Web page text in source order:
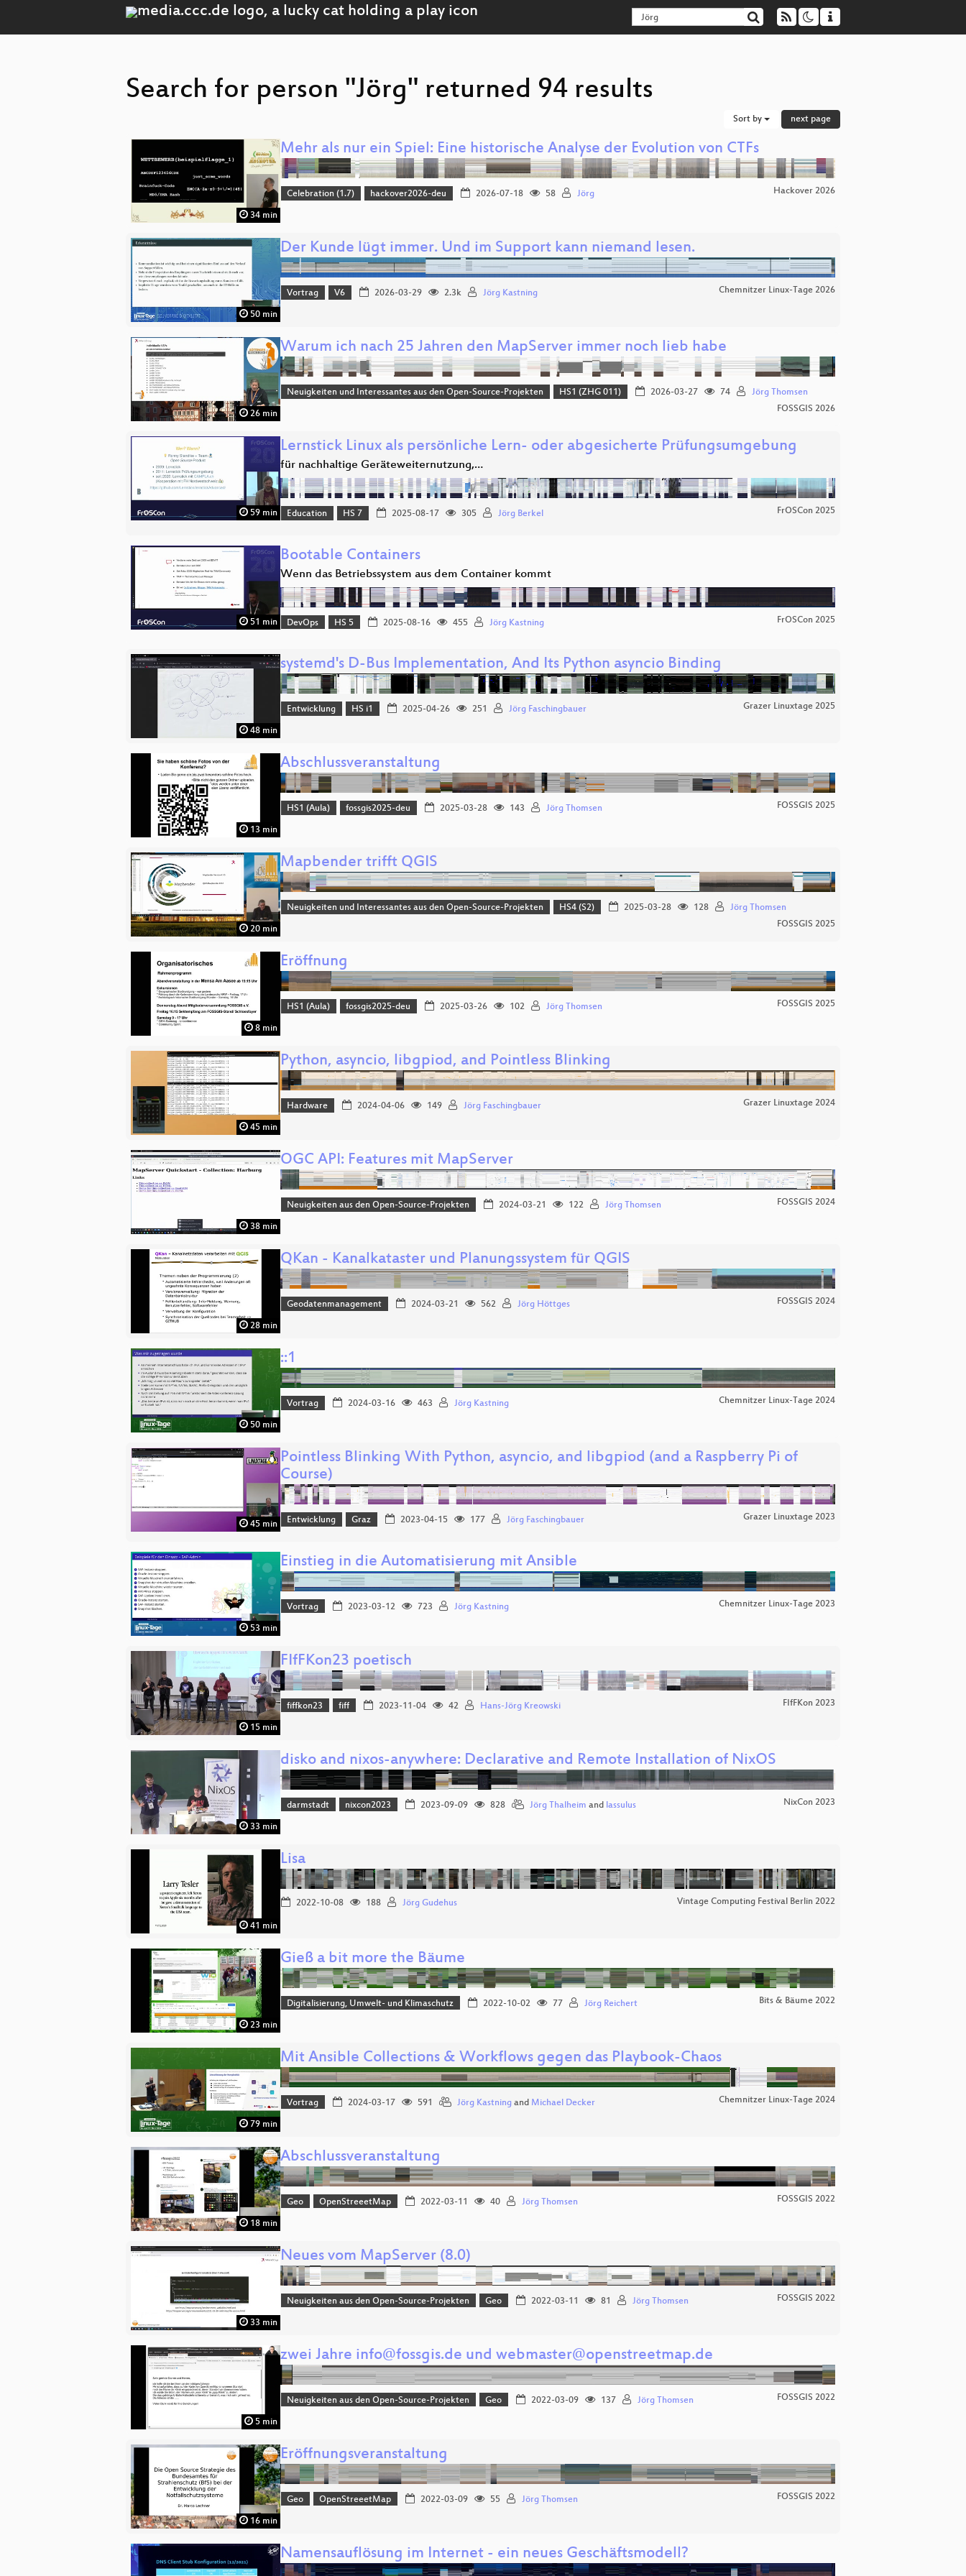
Search for person "Jörg" returned 94 results
Sort by next page
34 min
Mehr als nur ein Spiel: Eine historische Analyse der Evolution von CTFs
Celebration (1.7) hackover2026-deu 2026-07-18 58 Jörg Hackover 2026
50 min
Der Kunde lügt immer. Und im Support kann niemand lesen.
Vortrag V6 2026-03-29 2.3k Jörg Kastning Chemnitzer Linux-Tage 2026
26 min
Warum ich nach 25 Jahren den MapServer immer noch lieb habe
Neuigkeiten und Interessantes aus den Open-Source-Projekten HS1 (ZHG 011) 2026-03-27 74
Jörg Thomsen
FOSSGIS 2026
59 min
Lernstick Linux als persönliche Lern- oder abgesicherte Prüfungsumgebung
für nachhaltige Geräteweiternutzung,…
Education HS 7 2025-08-17 305 Jörg Berkel FrOSCon 2025
51 min
Bootable Containers
Wenn das Betriebssystem aus dem Container kommt
DevOps HS 5 2025-08-16 455 Jörg Kastning FrOSCon 2025
48 min
systemd's D-Bus Implementation, And Its Python asyncio Binding
Entwicklung HS i1 2025-04-26 251 Jörg Faschingbauer Grazer Linuxtage 2025
13 min
Abschlussveranstaltung
HS1 (Aula) fossgis2025-deu 2025-03-28 143 Jörg Thomsen FOSSGIS 2025
20 min
Mapbender trifft QGIS
Neuigkeiten und Interessantes aus den Open-Source-Projekten HS4 (S2) 2025-03-28 128
Jörg Thomsen
FOSSGIS 2025
8 min
Eröffnung
HS1 (Aula) fossgis2025-deu 2025-03-26 102 Jörg Thomsen FOSSGIS 2025
45 min
Python, asyncio, libgpiod, and Pointless Blinking
Hardware 2024-04-06 149 Jörg Faschingbauer Grazer Linuxtage 2024
38 min
OGC API: Features mit MapServer
Neuigkeiten aus den Open-Source-Projekten 2024-03-21 122 Jörg Thomsen FOSSGIS 2024
28 min
QKan - Kanalkataster und Planungssystem für QGIS
Geodatenmanagement 2024-03-21 562 Jörg Höttges FOSSGIS 2024
50 min
::1
Vortrag 2024-03-16 463 Jörg Kastning Chemnitzer Linux-Tage 2024
45 min
Pointless Blinking With Python, asyncio, and libgpiod (and a Raspberry Pi of
Course)
Entwicklung Graz 2023-04-15 177 Jörg Faschingbauer Grazer Linuxtage 2023
53 min
Einstieg in die Automatisierung mit Ansible
Vortrag 2023-03-12 723 Jörg Kastning Chemnitzer Linux-Tage 2023
15 min
FIfFKon23 poetisch
fiffkon23 fiff 2023-11-04 42 Hans-Jörg Kreowski FIfFKon 2023
33 min
disko and nixos-anywhere: Declarative and Remote Installation of NixOS
darmstadt nixcon2023 2023-09-09 828 Jörg Thalheim and lassulus NixCon 2023
41 min
Lisa
2022-10-08 188 Jörg Gudehus Vintage Computing Festival Berlin 2022
23 min
Gieß a bit more the Bäume
Digitalisierung, Umwelt- und Klimaschutz 2022-10-02 77 Jörg Reichert Bits & Bäume 2022
79 min
Mit Ansible Collections & Workflows gegen das Playbook-Chaos
Vortrag 2024-03-17 591 Jörg Kastningand Michael Decker Chemnitzer Linux-Tage 2024
18 min
Abschlussveranstaltung
Geo OpenStreeetMap 2022-03-11 40 Jörg Thomsen FOSSGIS 2022
33 min
Neues vom MapServer (8.0)
Neuigkeiten aus den Open-Source-Projekten Geo 2022-03-11 81 Jörg Thomsen FOSSGIS 2022
5 min
zwei Jahre info@fossgis.de und webmaster@openstreetmap.de
Neuigkeiten aus den Open-Source-Projekten Geo 2022-03-09 137 Jörg Thomsen FOSSGIS 2022
16 min
Eröffnungsveranstaltung
Geo OpenStreeetMap 2022-03-09 55 Jörg Thomsen FOSSGIS 2022
Namensauflösung im Internet - ein neues Geschäftsmodell?